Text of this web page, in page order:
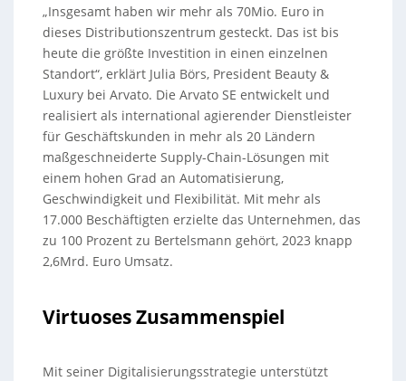
„Insgesamt haben wir mehr als 70Mio. Euro in
dieses Distributionszentrum gesteckt. Das ist bis
heute die größte Investition in einen einzelnen
Standort“, erklärt Julia Börs, President Beauty &
Luxury bei Arvato. Die Arvato SE entwickelt und
realisiert als international agierender Dienstleister
für Geschäftskunden in mehr als 20 Ländern
maßgeschneiderte Supply-Chain-Lösungen mit
einem hohen Grad an Automatisierung,
Geschwindigkeit und Flexibilität. Mit mehr als
17.000 Beschäftigten erzielte das Unternehmen, das
zu 100 Prozent zu Bertelsmann gehört, 2023 knapp
2,6Mrd. Euro Umsatz.
Virtuoses Zusammenspiel
Mit seiner Digitalisierungsstrategie unterstützt